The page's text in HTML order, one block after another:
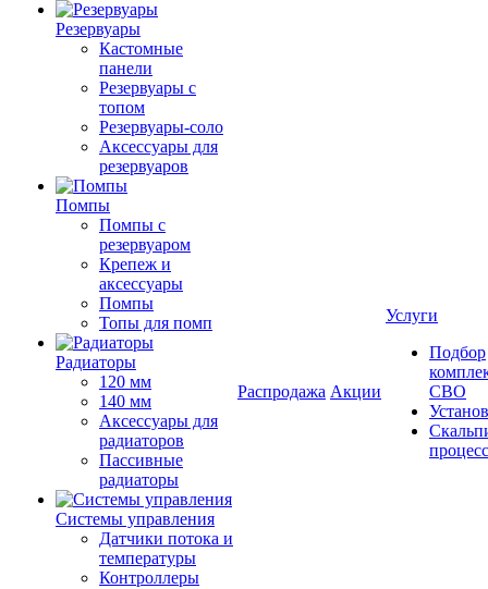
Резервуары
Кастомные
панели
Резервуары с
топом
Резервуары-соло
Аксессуары для
резервуаров
Помпы
Помпы с
резервуаром
Крепеж и
аксессуары
Помпы
Топы для помп
Радиаторы
120 мм
140 мм
Аксессуары для
радиаторов
Пассивные
радиаторы
Системы управления
Датчики потока и
температуры
Контроллеры
Распродажа Акции
Услуги
Подбор
СВО